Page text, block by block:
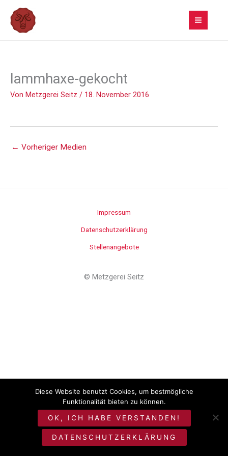
Inhalt
springen
lammhaxe-gekocht
Von Metzgerei Seitz / 18. November 2016
← Vorheriger Medien
Impressum
Datenschutzerklärung
Stellenangebote
© Metzgerei Seitz
Diese Website benutzt Cookies, um bestmögliche
Funktionalität bieten zu können.
OK, ICH HABE VERSTANDEN!
DATENSCHUTZERKLÄRUNG